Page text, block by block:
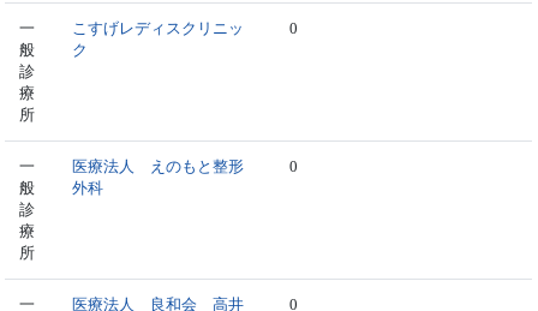
一
般
診
療
所
こすげレディスクリニッ
ク
0
一
般
診
療
所
医療法人 えのもと整形
外科
0
一
医療法人 良和会 高井
0